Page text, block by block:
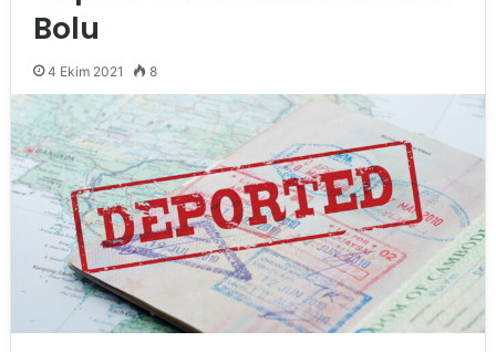
Bolu
4 Ekim 2021 8